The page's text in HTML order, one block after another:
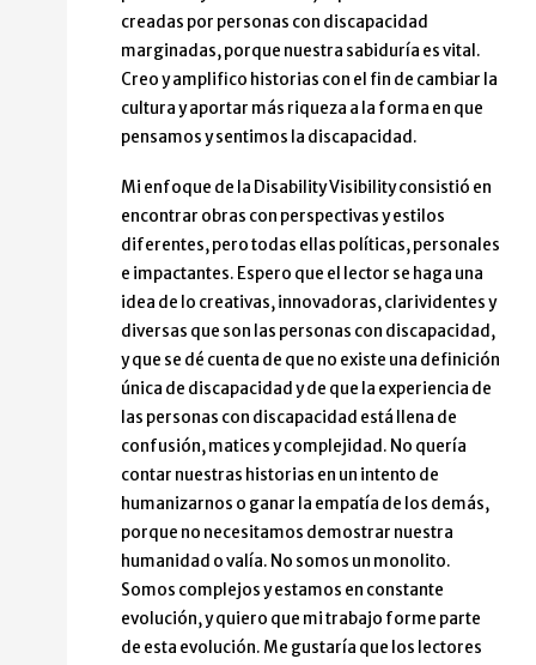
creadas por personas con discapacidad
marginadas, porque nuestra sabiduría es vital.
Creo y amplifico historias con el fin de cambiar la
cultura y aportar más riqueza a la forma en que
pensamos y sentimos la discapacidad.
Mi enfoque de la Disability Visibility consistió en
encontrar obras con perspectivas y estilos
diferentes, pero todas ellas políticas, personales
e impactantes. Espero que el lector se haga una
idea de lo creativas, innovadoras, clarividentes y
diversas que son las personas con discapacidad,
y que se dé cuenta de que no existe una definición
única de discapacidad y de que la experiencia de
las personas con discapacidad está llena de
confusión, matices y complejidad. No quería
contar nuestras historias en un intento de
humanizarnos o ganar la empatía de los demás,
porque no necesitamos demostrar nuestra
humanidad o valía. No somos un monolito.
Somos complejos y estamos en constante
evolución, y quiero que mi trabajo forme parte
de esta evolución. Me gustaría que los lectores